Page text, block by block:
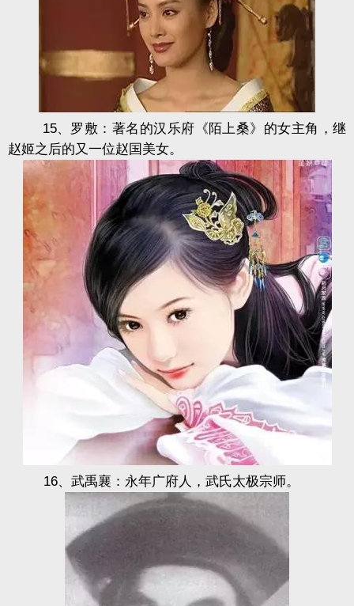
15、罗敷：著名的汉乐府《陌上桑》的女主角，继
赵姬之后的又一位赵国美女。
16、武禹襄：永年广府人，武氏太极宗师。